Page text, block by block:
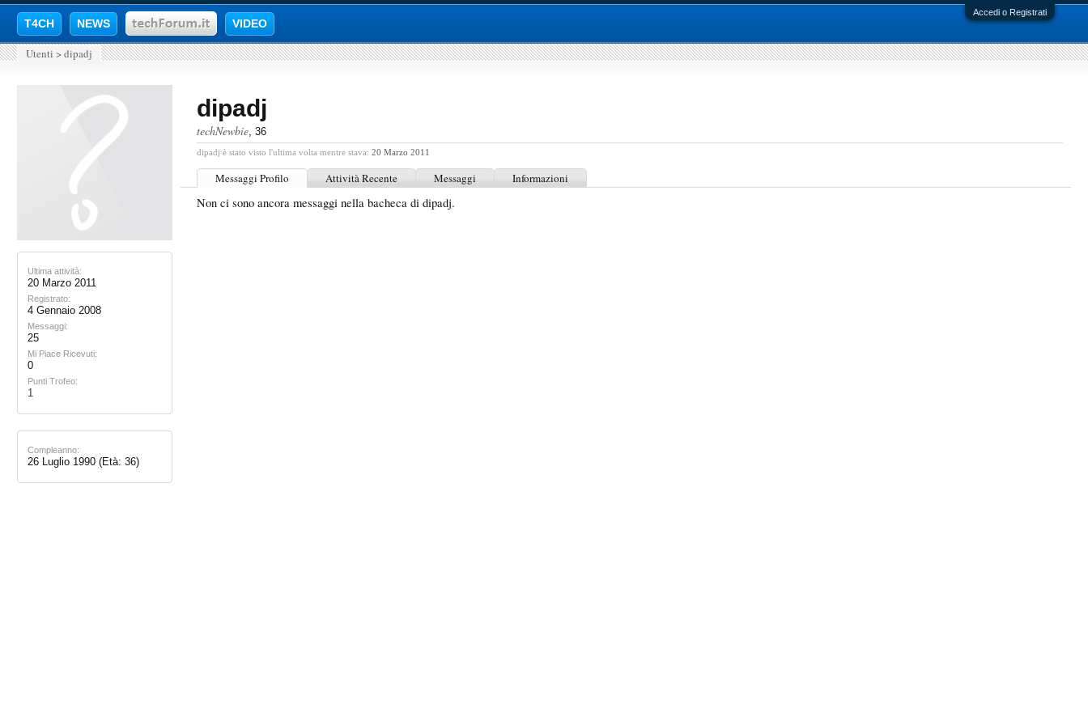
Accedi o Registrati
T4CH NEWS VIDEO
Utenti > dipadj
Ultima attività:
20 Marzo 2011
Registrato:
4 Gennaio 2008
Messaggi:
25
Mi Piace Ricevuti:
0
Punti Trofeo:
1
Compleanno:
26 Luglio 1990 (Età: 36)
dipadj
techNewbie, 36
dipadj è stato visto l'ultima volta mentre stava: 20 Marzo 2011
Messaggi Profilo Attività Recente Messaggi Informazioni
Non ci sono ancora messaggi nella bacheca di dipadj.